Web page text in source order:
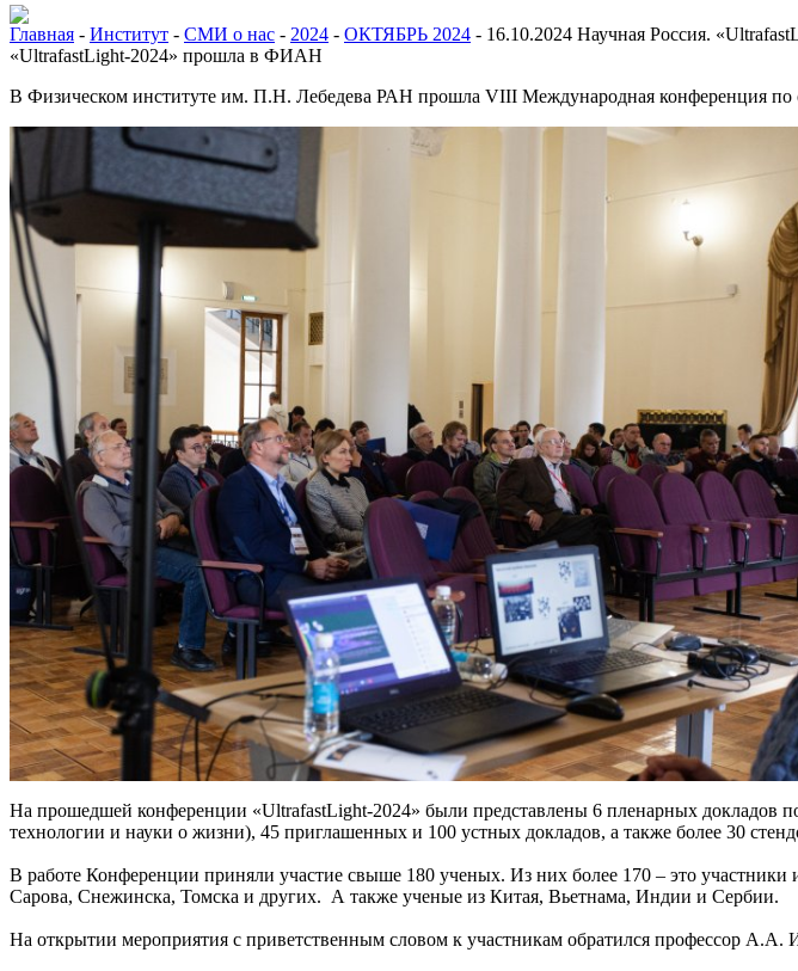
Главная - Институт - СМИ о нас - 2024 - ОКТЯБРЬ 2024 - 16.10.2024 Научная Россия.
«UltrafastLight-2024» прошла в ФИАН
В Физическом институте им. П.Н. Лебедева РАН прошла VIII Международная конференция по
На прошедшей конференции «UltrafastLight-2024» были представлены 6 пленарных докладов
технологии и науки о жизни), 45 приглашенных и 100 устных докладов, а также более 30
В работе Конференции приняли участие свыше 180 ученых. Из них более 170 – это
Сарова, Снежинска, Томска и других. А также ученые из Китая, Вьетнама, Индии и Сербии.
На открытии мероприятия с приветственным словом к участникам обратился профессор